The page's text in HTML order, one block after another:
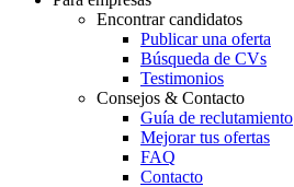
Encontrar candidatos
Publicar una oferta
Búsqueda de CVs
Testimonios
Consejos & Contacto
Guía de reclutamiento
Mejorar tus ofertas
FAQ
Contacto